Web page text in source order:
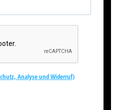
Analyse und Widerruf)